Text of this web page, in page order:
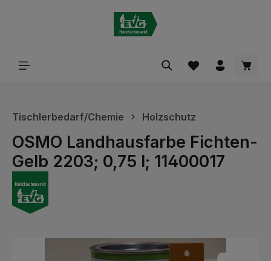
Tischlerbedarf/Chemie Holzschutz
OSMO Landhausfarbe Fichten-
Gelb 2203; 0,75 l; 11400017
Bildergalerie überspringen